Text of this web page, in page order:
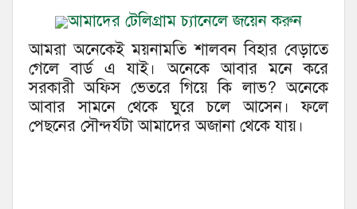
আমাদের টেলিগ্রাম চ্যানেলে জয়েন করুন
আমরা অনেকেই ময়নামতি শালবন বিহার বেড়াতে
গেলে বার্ড এ যাই। অনেকে আবার মনে করে
সরকারী অফিস ভেতরে গিয়ে কি লাভ? অনেকে
আবার সামনে থেকে ঘুরে চলে আসেন। ফলে
পেছনের সৌন্দর্যটা আমাদের অজানা থেকে যায়।